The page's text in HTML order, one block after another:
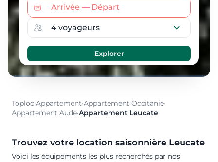
Toploc·Appartement·Appartement Occitanie·
Appartement Aude·Appartement Leucate
Trouvez votre location saisonnière Leucate
Voici les équipements les plus recherchés par nos